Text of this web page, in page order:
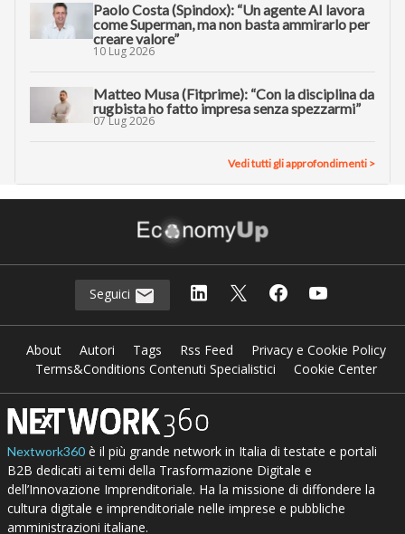
Paolo Costa (Spindox): “Un agente AI lavora
come Superman, ma non basta ammirarlo per
creare valore”
10 Lug 2026
Matteo Musa (Fitprime): “Con la disciplina da
rugbista ho fatto impresa senza spezzarmi”
07 Lug 2026
Vedi tutti gli approfondimenti >
Seguici
About Autori Tags Rss Feed
Privacy e Cookie Policy
Terms&Conditions Contenuti Specialistici
Cookie Center
Nextwork360è il più grande network in Italia di testate e portali
B2B dedicati ai temi della Trasformazione Digitale e
dell’Innovazione Imprenditoriale. Ha la missione di diffondere la
cultura digitale e imprenditoriale nelle imprese e pubbliche
amministrazioni italiane.